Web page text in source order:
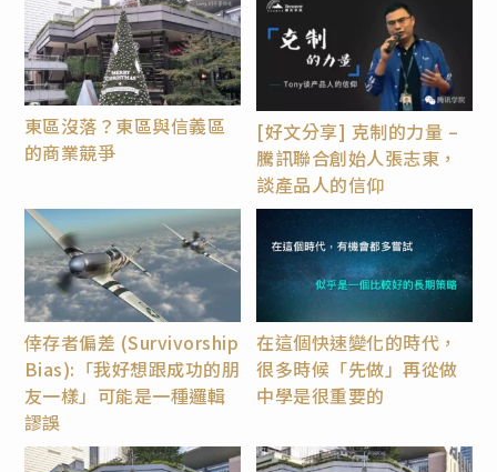
東區沒落？東區與信義區
的商業競爭
[好文分享] 克制的力量 –
騰訊聯合創始人張志東，
談產品人的信仰
倖存者偏差 (Survivorship
Bias):「我好想跟成功的朋
友一樣」可能是一種邏輯
謬誤
在這個快速變化的時代，
很多時候「先做」再從做
中學是很重要的